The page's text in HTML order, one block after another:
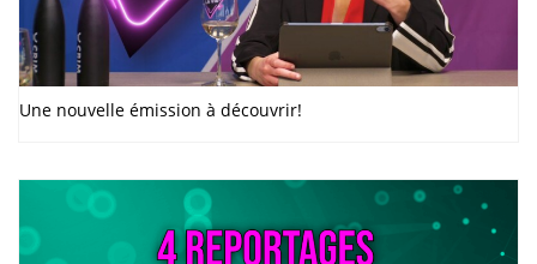
Une nouvelle émission à découvrir!